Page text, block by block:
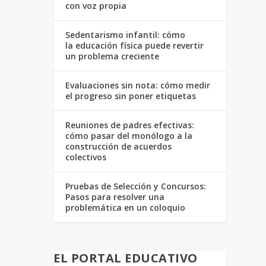
con voz propia
Sedentarismo infantil: cómo
la educación física puede revertir
un problema creciente
Evaluaciones sin nota: cómo medir
el progreso sin poner etiquetas
Reuniones de padres efectivas:
cómo pasar del monólogo a la
construcción de acuerdos
colectivos
Pruebas de Selección y Concursos:
Pasos para resolver una
problemática en un coloquio
EL PORTAL EDUCATIVO